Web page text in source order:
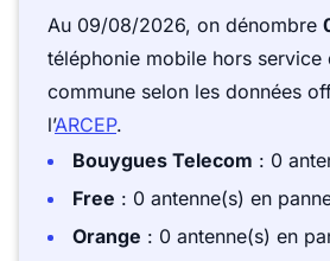
Au 09/08/2026, on dénombre
téléphonie mobile hors service
commune selon les données
l’ARCEP.
Bouygues Telecom : 0
Free : 0 antenne(s) en
Orange : 0 antenne(s) en